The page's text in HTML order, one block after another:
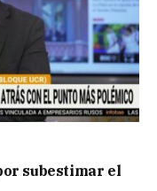
subestimar el